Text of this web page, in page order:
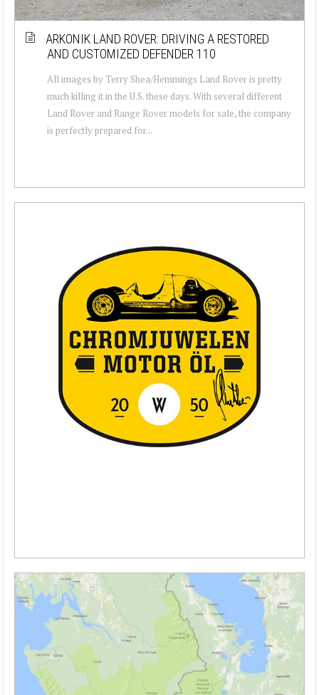
ARKONIK LAND ROVER: DRIVING A RESTORED
AND CUSTOMIZED DEFENDER 110
All images by Terry Shea/Hemmings Land Rover is pretty
much killing it in the U.S. these days. With several different
Land Rover and Range Rover models for sale, the company
is perfectly prepared for...